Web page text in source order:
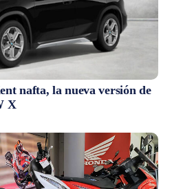
nafta, la nueva versión de
X